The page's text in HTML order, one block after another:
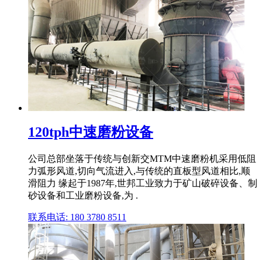
120tph中速磨粉设备
公司总部坐落于传统与创新交MTM中速磨粉机采用低阻
力弧形风道,切向气流进入,与传统的直板型风道相比,顺
滑阻力 缘起于1987年,世邦工业致力于矿山破碎设备、制
砂设备和工业磨粉设备,为 .
联系电话: 180 3780 8511